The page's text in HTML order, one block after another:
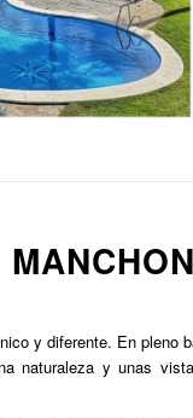
y diferente. En pleno
naturaleza y unas